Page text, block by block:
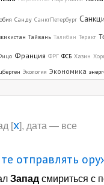
Санду СанктПетербург
Тайвань Талибан Теракт
Франция ФРГ ФСБ Хазин
Экология Экономика
[x], дата — все
отправлять
Запад смириться с